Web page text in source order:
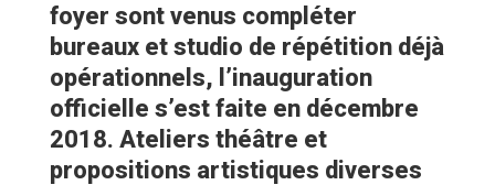
foyer sont venus compléter
bureaux et studio de répétition déjà
opérationnels, l’inauguration
officielle s’est faite en décembre
2018. Ateliers théâtre et
propositions artistiques diverses